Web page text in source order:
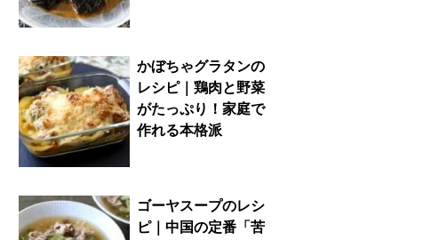
かぼちゃグラタンの
レシピ｜鶏肉と野菜
がたっぷり！家庭で
作れる本格派
ゴーヤスープのレシ
ピ｜中国の定番「苦